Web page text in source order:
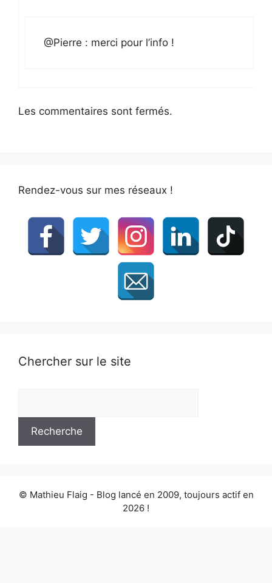
@Pierre : merci pour l’info !
Les commentaires sont fermés.
Rendez-vous sur mes réseaux !
Chercher sur le site
© Mathieu Flaig - Blog lancé en 2009, toujours actif en
2026 !